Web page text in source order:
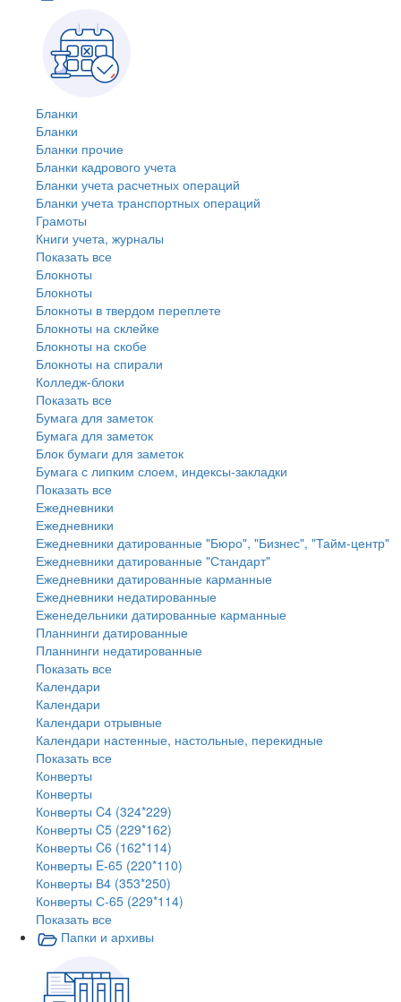
Бланки
Бланки
Бланки прочие
Бланки кадрового учета
Бланки учета расчетных операций
Бланки учета транспортных операций
Грамоты
Книги учета, журналы
Показать все
Блокноты
Блокноты
Блокноты в твердом переплете
Блокноты на склейке
Блокноты на скобе
Блокноты на спирали
Колледж-блоки
Показать все
Бумага для заметок
Бумага для заметок
Блок бумаги для заметок
Бумага с липким слоем, индексы-закладки
Показать все
Ежедневники
Ежедневники
Ежедневники датированные "Бюро", "Бизнес", "Тайм-центр"
Ежедневники датированные "Стандарт"
Ежедневники датированные карманные
Ежедневники недатированные
Еженедельники датированные карманные
Планнинги датированные
Планнинги недатированные
Показать все
Календари
Календари
Календари отрывные
Календари настенные, настольные, перекидные
Показать все
Конверты
Конверты
Конверты C4 (324*229)
Конверты C5 (229*162)
Конверты C6 (162*114)
Конверты E-65 (220*110)
Конверты В4 (353*250)
Конверты С-65 (229*114)
Показать все
Папки и архивы